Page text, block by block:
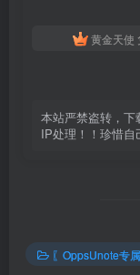
黄金天使
本站严禁盗转，
IP处理！！珍惜自
〖OppsUnote专属